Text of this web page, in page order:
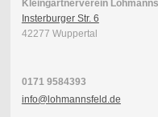
Kleingärtnerverein
Insterburger Str. 6
42277 Wuppertal
0171 9584393
info@lohmannsfeld.de